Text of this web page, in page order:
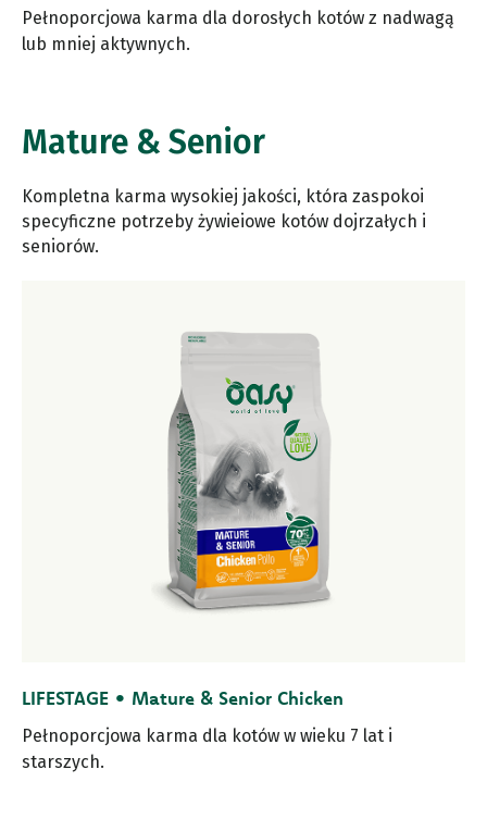
Pełnoporcjowa karma dla dorosłych kotów z nadwagą
lub mniej aktywnych.
Mature & Senior
Kompletna karma wysokiej jakości, która zaspokoi
specyficzne potrzeby żywieiowe kotów dojrzałych i
seniorów.
LIFESTAGE • Mature & Senior Chicken
Pełnoporcjowa karma dla kotów w wieku 7 lat i
starszych.